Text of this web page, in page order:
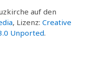
auf den
, Lizenz: Creative
Unported.